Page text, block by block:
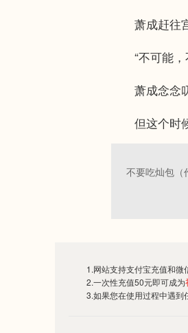
萧成赶往宫
“不可能，
萧成念念叨
但这个时候
不要吃灿包（
1.网站支持支付宝充值和微
2.一次性充值50元即可成为
3.如果您在使用过程中遇到